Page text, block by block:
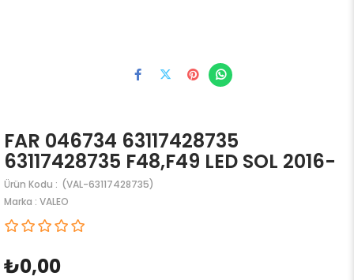
FAR 046734 63117428735
63117428735 F48,F49 LED SOL 2016-
(VAL-63117428735)
Marka : VALEO
₺0,00